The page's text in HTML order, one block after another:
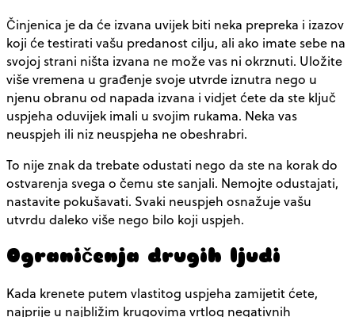
Činjenica je da će izvana uvijek biti neka prepreka i izazov
koji će testirati vašu predanost cilju, ali ako imate sebe na
svojoj strani ništa izvana ne može vas ni okrznuti. Uložite
više vremena u građenje svoje utvrde iznutra nego u
njenu obranu od napada izvana i vidjet ćete da ste ključ
uspjeha oduvijek imali u svojim rukama. Neka vas
neuspjeh ili niz neuspjeha ne obeshrabri.
To nije znak da trebate odustati nego da ste na korak do
ostvarenja svega o čemu ste sanjali. Nemojte odustajati,
nastavite pokušavati. Svaki neuspjeh osnažuje vašu
utvrdu daleko više nego bilo koji uspjeh.
Ograničenja drugih ljudi
Kada krenete putem vlastitog uspjeha zamijetit ćete,
najprije u najbližim krugovima vrtlog negativnih